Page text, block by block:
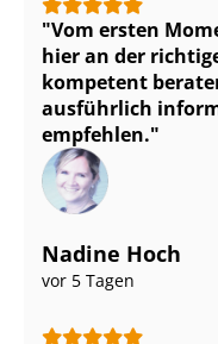
Vom ersten
hier an der
kompetent
ausführlich
empfehlen.
Nadine Hoch
vor 5 Tagen